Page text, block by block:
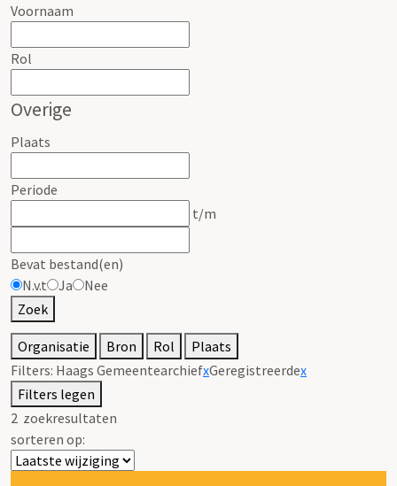
Voornaam
Rol
Overige
Plaats
Periode
t/m
Bevat bestand(en)
N.v.t
Ja
Nee
Zoek
Organisatie Bron Rol
Plaats
Filters: Haags GemeentearchiefxGeregistreerdex
Filters legen
2 zoekresultaten
sorteren op: